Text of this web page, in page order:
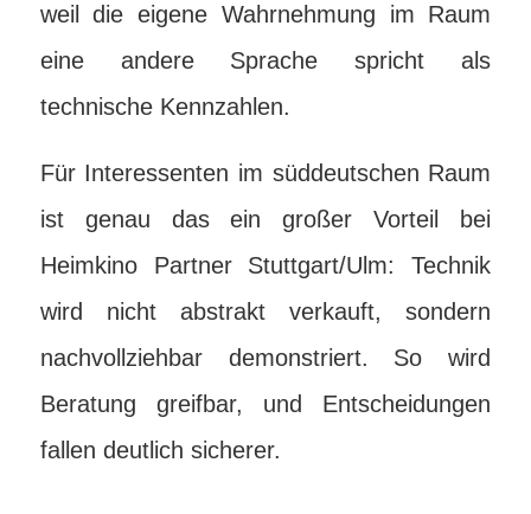
weil die eigene Wahrnehmung im Raum
eine andere Sprache spricht als
technische Kennzahlen.
Für Interessenten im süddeutschen Raum
ist genau das ein großer Vorteil bei
Heimkino Partner Stuttgart/Ulm: Technik
wird nicht abstrakt verkauft, sondern
nachvollziehbar demonstriert. So wird
Beratung greifbar, und Entscheidungen
fallen deutlich sicherer.